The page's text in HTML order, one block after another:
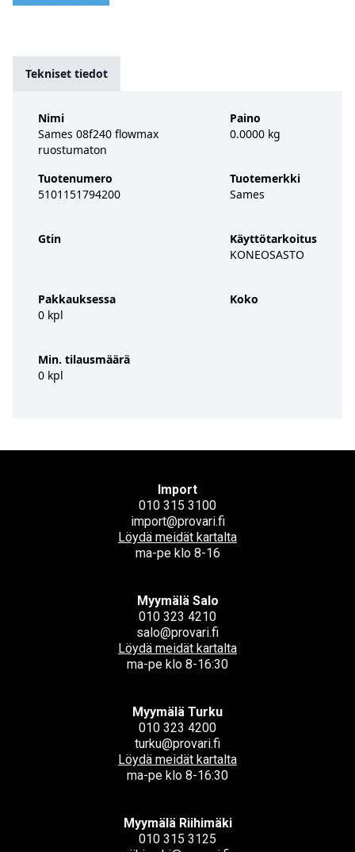
Tekniset tiedot
Nimi
Sames 08f240 flowmax
ruostumaton
Tuotenumero
5101151794200
Gtin
Pakkauksessa
0 kpl
Min. tilausmäärä
0 kpl
Paino
0.0000 kg
Tuotemerkki
Sames
Käyttötarkoitus
KONEOSASTO
Koko
Import
010 315 3100
import@provari.fi
Löydä meidät kartalta
ma-pe klo 8-16
Myymälä Salo
010 323 4210
salo@provari.fi
Löydä meidät kartalta
ma-pe klo 8-16:30
Myymälä Turku
010 323 4200
turku@provari.fi
Löydä meidät kartalta
ma-pe klo 8-16:30
Myymälä Riihimäki
010 315 3125